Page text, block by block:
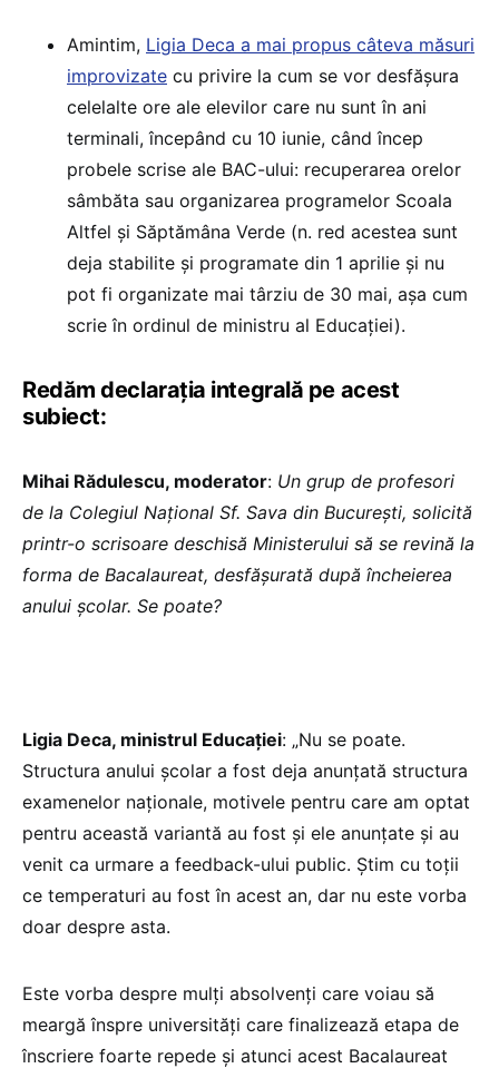
Amintim, Ligia Deca a mai propus câteva măsuri
improvizate cu privire la cum se vor desfășura
celelalte ore ale elevilor care nu sunt în ani
terminali, începând cu 10 iunie, când încep
probele scrise ale BAC-ului: recuperarea orelor
sâmbăta sau organizarea programelor Scoala
Altfel și Săptămâna Verde (n. red acestea sunt
deja stabilite și programate din 1 aprilie și nu
pot fi organizate mai târziu de 30 mai, așa cum
scrie în ordinul de ministru al Educației).
Redăm declarația integrală pe acest
subiect:
Mihai Rădulescu, moderator: Un grup de profesori
de la Colegiul Național Sf. Sava din București, solicită
printr-o scrisoare deschisă Ministerului să se revină la
forma de Bacalaureat, desfășurată după încheierea
anului școlar. Se poate?
Ligia Deca, ministrul Educației: „Nu se poate.
Structura anului școlar a fost deja anunțată structura
examenelor naționale, motivele pentru care am optat
pentru această variantă au fost și ele anunțate și au
venit ca urmare a feedback-ului public. Știm cu toții
ce temperaturi au fost în acest an, dar nu este vorba
doar despre asta.
Este vorba despre mulți absolvenți care voiau să
meargă înspre universități care finalizează etapa de
înscriere foarte repede și atunci acest Bacalaureat